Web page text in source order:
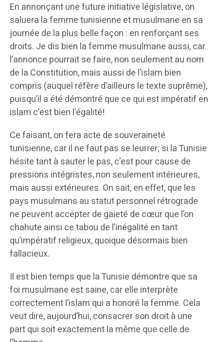
En annonçant une future initiative législative, on
saluera la femme tunisienne et musulmane en sa
journée de la plus belle façon : en renforçant ses
droits. Je dis bien la femme musulmane aussi, car
l’annonce pourrait se faire, non seulement au nom
de la Constitution, mais aussi de l’islam bien
compris (auquel réfère d’ailleurs le texte suprême),
puisqu’il a été démontré que ce qui est impératif en
islam c’est bien l’égalité!
Ce faisant, on fera acte de souveraineté
tunisienne, car il ne faut pas se leurrer; si la Tunisie
hésite tant à sauter le pas, c’est pour cause de
pressions intégristes, non seulement intérieures,
mais aussi extérieures. On sait, en effet, que les
pays musulmans au statut personnel rétrograde
ne peuvent accepter de gaieté de cœur que l’on
chahute ainsi ce tabou de l’inégalité en tant
qu’impératif religieux, quoique désormais bien
fallacieux.
Il est bien temps que la Tunisie démontre que sa
foi musulmane est saine, car elle interprète
correctement l’islam qui a honoré la femme. Cela
veut dire, aujourd’hui, consacrer son droit à une
part qui soit exactement la même que celle de